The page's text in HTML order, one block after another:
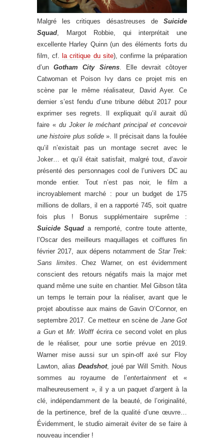
Malgré les critiques désastreuses de Suicide
Squad , Margot Robbie, qui interprétait une
excellente Harley Quinn (un des éléments forts du
film, cf.la critique du site), confirme la préparation
d’unGotham City Sirens. Elle devrait côtoyer
Catwoman et Poison Ivy dans ce projet mis en
scène par le même réalisateur, David Ayer. Ce
dernier s’est fendu d’une tribune début 2017 pour
exprimer ses regrets. Il expliquait qu’il aurait dû
faire « du Joker le méchant principal et concevoir
une histoire plus solide ». Il précisait dans la foulée
qu’il n’existait pas un montage secret avec le
Joker… et qu’il était satisfait, malgré tout, d’avoir
présenté des personnages cool de l’univers DC au
monde entier. Tout n’est pas noir, le film a
incroyablement marché : pour un budget de 175
millions de dollars, il en a rapporté 745, soit quatre
fois plus ! Bonus supplémentaire suprême :
Suicide Squad a remporté, contre toute attente,
l’Oscar des meilleurs maquillages et coiffures fin
février 2017, aux dépens notamment de Star Trek:
Sans limites . Chez Warner, on est évidemment
conscient des retours négatifs mais la major met
quand même une suite en chantier. Mel Gibson tâta
un temps le terrain pour la réaliser, avant que le
projet aboutisse aux mains de Gavin O’Connor, en
septembre 2017. Ce metteur en scène de Jane Got
a Gunet Mr. Wolffécrira ce second volet en plus
de le réaliser, pour une sortie prévue en 2019.
Warner mise aussi sur un spin-off axé sur Floy
Lawton, alias Deadshot, joué par Will Smith. Nous
sommes au royaume de l’entertainment et «
malheureusement », il y a un paquet d’argent à la
clé, indépendamment de la beauté, de l’originalité,
de la pertinence, bref de la qualité d’une œuvre…
Évidemment, le studio aimerait éviter de se faire à
nouveau incendier !